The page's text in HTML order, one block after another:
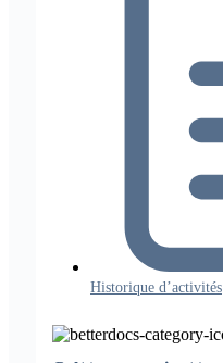
Historique d’activités